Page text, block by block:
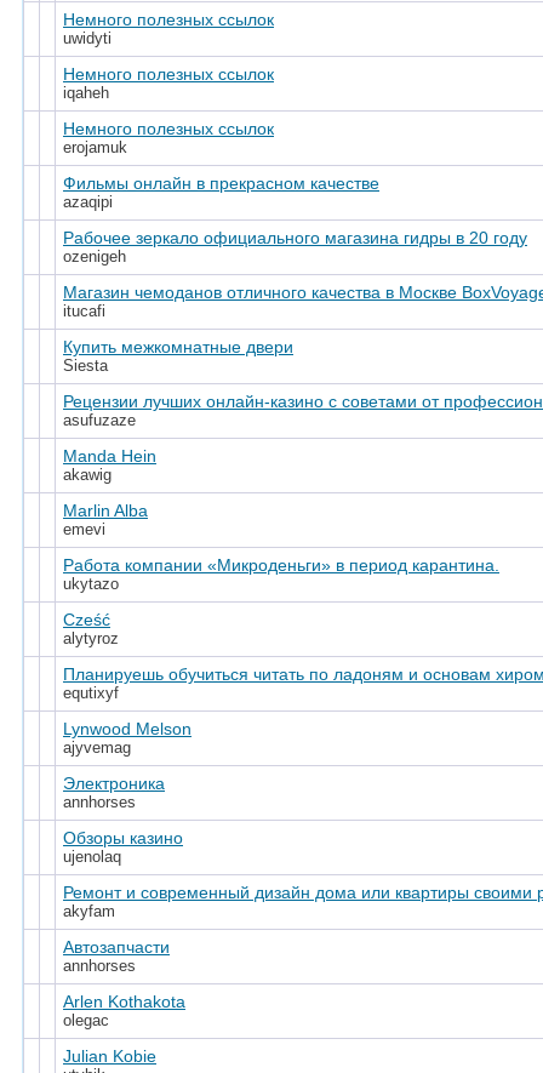
Немного полезных ссылок
uwidyti
Немного полезных ссылок
iqaheh
Немного полезных ссылок
erojamuk
Фильмы онлайн в прекрасном качестве
azaqipi
Рабочее зеркало официального магазина гидры в 20 году
ozenigeh
Магазин чемоданов отличного качества в Москве
itucafi
Купить межкомнатные двери
Siesta
Рецензии лучших онлайн-казино с советами от
asufuzaze
Manda Hein
akawig
Marlin Alba
emevi
Работа компании «Микроденьги» в период карантина.
ukytazo
Cześć
alytyroz
Планируешь обучиться читать по ладоням и основам
equtixyf
Lynwood Melson
ajyvemag
Электроника
annhorses
Обзоры казино
ujenolaq
Ремонт и современный дизайн дома или квартиры своими
akyfam
Автозапчасти
annhorses
Arlen Kothakota
olegac
Julian Kobie